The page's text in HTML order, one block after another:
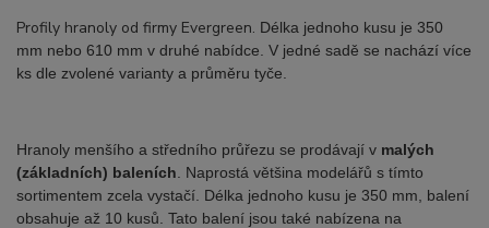
Profily hranoly od firmy Evergreen. Délka jednoho kusu je 350
mm nebo 610 mm v druhé nabídce. V jedné sadě se nachází více
ks dle zvolené varianty a průměru tyče.
Hranoly menšího a středního průřezu se prodávají v malých
(základních) baleních . Naprostá většina modelářů s tímto
sortimentem zcela vystačí. Délka jednoho kusu je 350 mm, balení
obsahuje až 10 kusů. Tato balení jsou také nabízena na